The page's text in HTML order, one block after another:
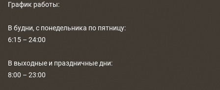
График работы:
В будни, с понедельника по пятницу:
6:15 – 24:00
В выходные и праздничные дни:
8:00 – 23:00